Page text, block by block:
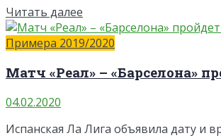
Читать далее
Примера 2019/2020
Матч «Реал» – «Барселона»
04.02.2020
Испанская Ла Лига объявила дату и